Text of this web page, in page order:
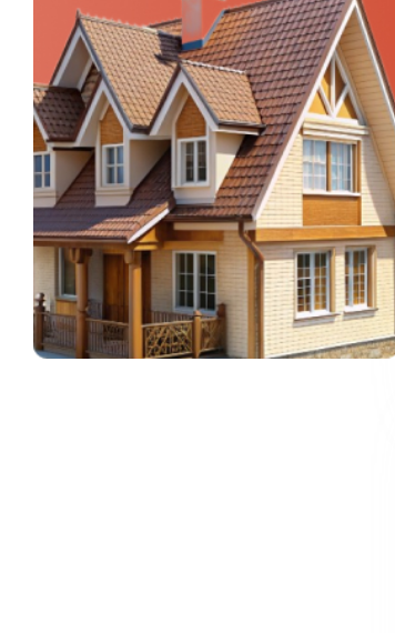
ПЕРЕЙТИ